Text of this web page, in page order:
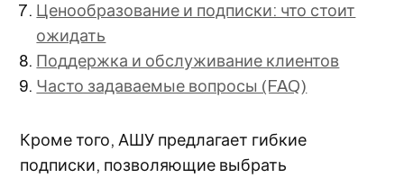
Ценообразование и подписки: что стоит
ожидать
Поддержка и обслуживание клиентов
Часто задаваемые вопросы (FAQ)
Кроме того, АШУ предлагает гибкие
подписки, позволяющие выбрать